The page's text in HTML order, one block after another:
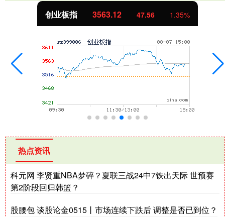
创业板指 3563.12 47.56 1.35%
热点资讯
科元网 李贤重NBA梦碎？夏联三战24中7铁出天际 世预赛
第2阶段回归韩篮？
股腰包 谈股论金0515丨市场连续下跌后 调整是否已到位？